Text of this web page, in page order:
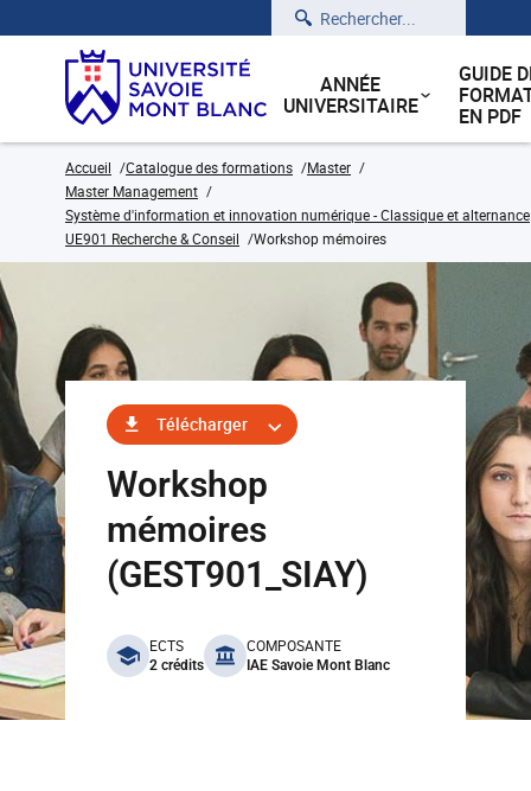
Rechercher
ANNÉE
UNIVERSITAIRE
GUIDE
EN PDF
Accueil Catalogue des formations
Master
Master Management
Système d'information et innovation numérique - Classique et alternance
UE901 Recherche & Conseil
Workshop mémoires
Télécharger
Workshop
mémoires
(GEST901_SIAY)
benefits
ECTS
2 crédits
COMPOSANTE
IAE Savoie Mont Blanc